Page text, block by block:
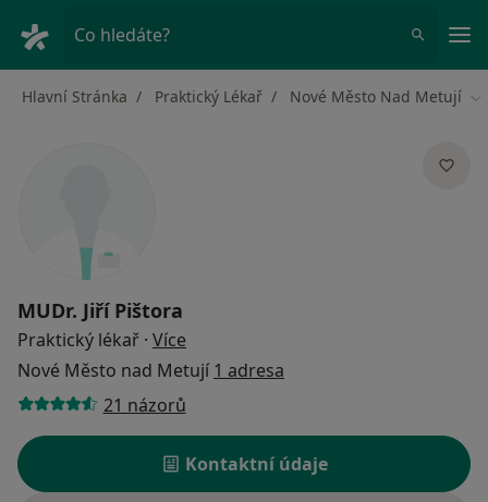
Co hledáte?
Hlavní Stránka Praktický Lékař Nové Město Nad Metují
MUDr. Jiří Pištora
Praktický lékař · Více
Nové Město nad Metují 1 adresa
21 názorů
Kontaktní údaje